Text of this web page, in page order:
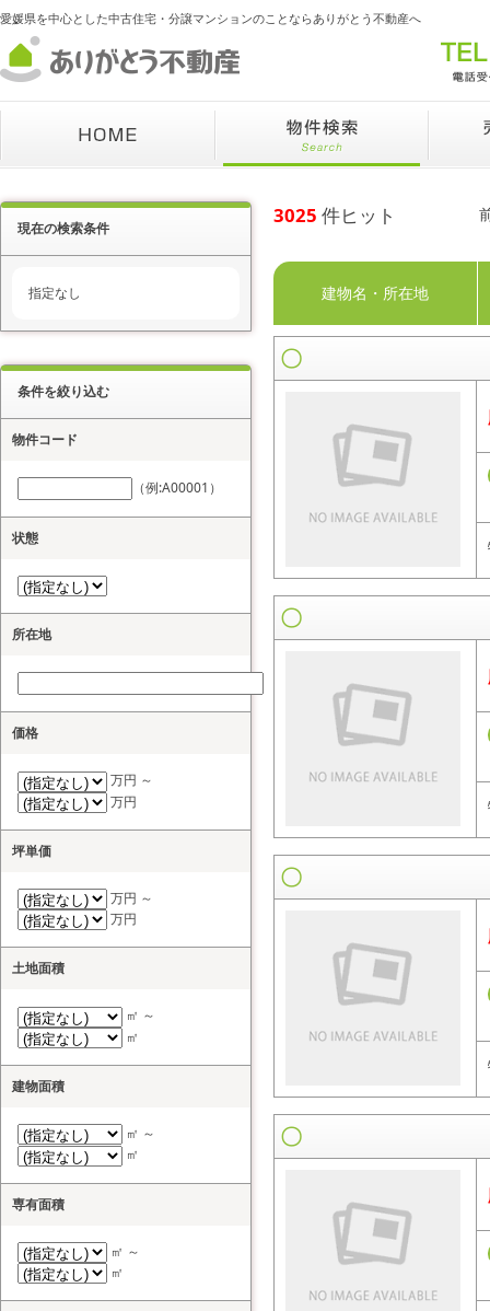
愛媛県を中心とした中古住宅・分譲マンションのことならありがとう不動産へ
現在の検索条件
指定なし
条件を絞り込む
物件コード
（例:A00001）
状態
所在地
価格
万円 ～
万円
坪単価
万円 ～
万円
土地面積
㎡ ～
㎡
建物面積
㎡ ～
㎡
専有面積
㎡ ～
㎡
3025 件ヒット
建物名・所在地